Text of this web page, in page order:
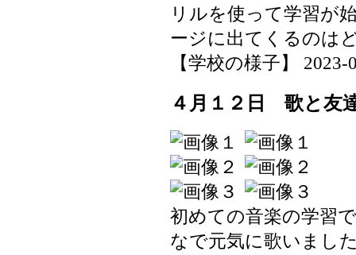
リルを使って学習が
ージに出てくるのは
【学校の様子】 2023-
４月１２日 歌と友
初めての音楽の学習
なで元気に歌いまし